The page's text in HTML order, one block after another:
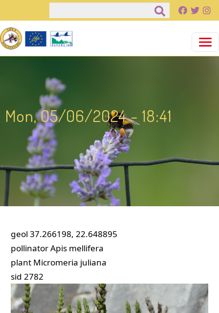
Παράκαμψη προς το κυρίως περιεχόμενο
Mon, 05/06/2024 - 18:41
geol 37.266198, 22.648895
pollinatorApis mellifera
plant Micromeria juliana
sid 2782